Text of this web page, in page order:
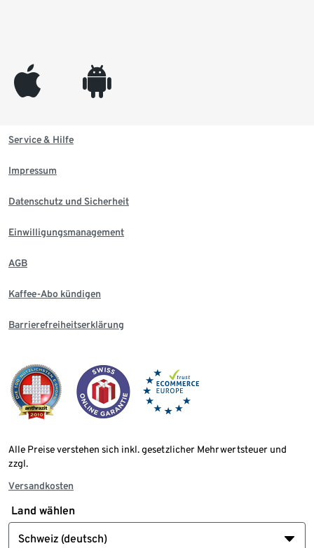
appleinc android
Service & Hilfe
Impressum
Datenschutz und Sicherheit
Einwilligungsmanagement
AGB
Kaffee-Abo kündigen
Barrierefreiheitserklärung
Alle Preise verstehen sich inkl. gesetzlicher Mehrwertsteuer und
zzgl.
Versandkosten
Land wählen
Schweiz (deutsch)